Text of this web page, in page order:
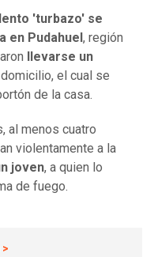
'turbazo' se
en Pudahuel, región
llevarse un
el cual se
de la casa.
al menos cuatro
violentamente a la
joven, a quien lo
de fuego.